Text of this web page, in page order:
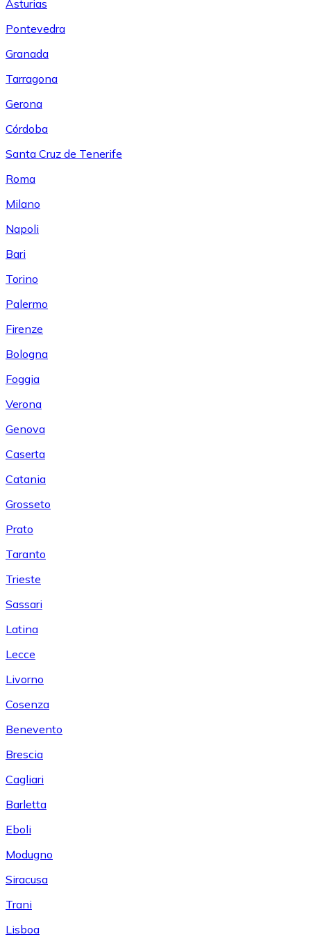
Asturias
Pontevedra
Granada
Tarragona
Gerona
Córdoba
Santa Cruz de Tenerife
Roma
Milano
Napoli
Bari
Torino
Palermo
Firenze
Bologna
Foggia
Verona
Genova
Caserta
Catania
Grosseto
Prato
Taranto
Trieste
Sassari
Latina
Lecce
Livorno
Cosenza
Benevento
Brescia
Cagliari
Barletta
Eboli
Modugno
Siracusa
Trani
Lisboa